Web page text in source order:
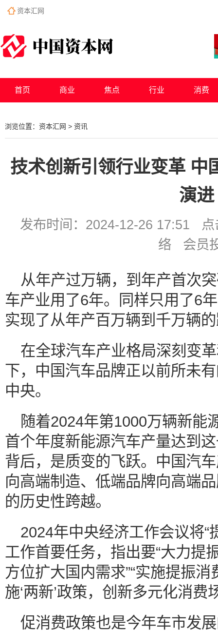
资本汇网
首页 商业 焦点 行业 消费
浏览位置： 资本汇网 > 资讯
技术创新引领行业变革 中
演进
发布时间：2024-12-26 17:51
络 会员
从年产过万辆，到年产首次
车产业用了6年。同样只用了6
实现了从年产百万辆到千万辆
在全球汽车产业格局深刻变
下，中国汽车品牌正以前所未
中央。
随着2024年第1000万辆新能
首个年度新能源汽车产量达到
背后，是质变的飞跃。中国汽
向高端制造、低端品牌向高端
的历史性跨越。
2024年中央经济工作会议将“
工作首要任务，指出要“大力提
方位扩大国内需求”“实施提振消
施‘两新’政策，创新多元化消费
促消费政策也是今年车市发